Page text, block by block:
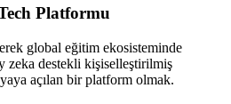
Platformu
global eğitim ekosisteminde
zeka destekli kişiselleştirilmiş
açılan bir platform olmak.